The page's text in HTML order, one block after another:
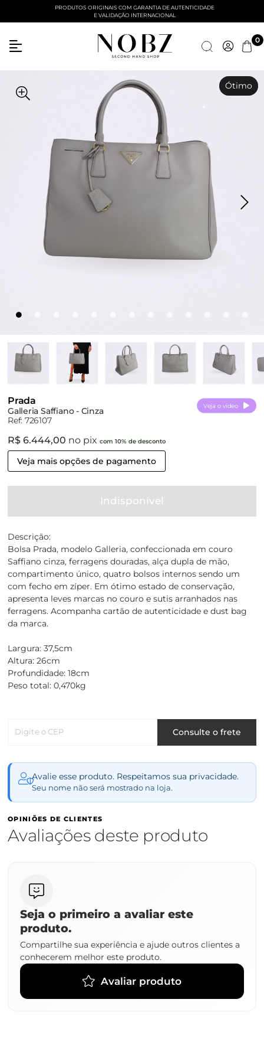
PRODUTOS ORIGINAIS COM GARANTIA DE AUTENTICIDADE
E VALIDAÇÃO INTERNACIONAL
0
Ótimo
Prada
Galleria Saffiano - Cinza
Ref: 726107
Veja o vídeo
R$ 6.444,00 no pix com 10% de desconto
Veja mais opções de pagamento
Indisponível
Descrição:
Bolsa Prada, modelo Galleria, confeccionada em couro
Saffiano cinza, ferragens douradas, alça dupla de mão,
compartimento único, quatro bolsos internos sendo um
com fecho em zíper. Em ótimo estado de conservação,
apresenta leves marcas no couro e sutis arranhados nas
ferragens. Acompanha cartão de autenticidade e dust bag
da marca.
Largura: 37,5cm
Altura: 26cm
Profundidade: 18cm
Peso total: 0,470kg
Digite o CEP Consulte o frete
Avalie esse produto. Respeitamos sua privacidade.
Seu nome não será mostrado na loja.
OPINIÕES DE CLIENTES
Avaliações deste produto
Seja o primeiro a avaliar este
produto.
Compartilhe sua experiência e ajude outros clientes a
conhecerem melhor este produto.
Avaliar produto